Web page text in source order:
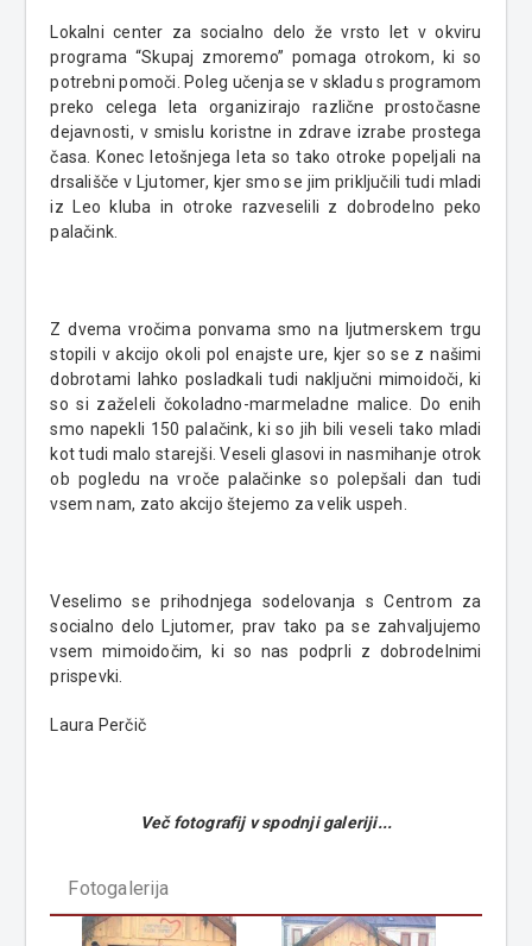
Lokalni center za socialno delo že vrsto let v okviru
programa “Skupaj zmoremo” pomaga otrokom, ki so
potrebni pomoči. Poleg učenja se v skladu s programom
preko celega leta organizirajo različne prostočasne
dejavnosti, v smislu koristne in zdrave izrabe prostega
časa. Konec letošnjega leta so tako otroke popeljali na
drsališče v Ljutomer, kjer smo se jim priključili tudi mladi
iz Leo kluba in otroke razveselili z dobrodelno peko
palačink.
Z dvema vročima ponvama smo na ljutmerskem trgu
stopili v akcijo okoli pol enajste ure, kjer so se z našimi
dobrotami lahko posladkali tudi naključni mimoidoči, ki
so si zaželeli čokoladno-marmeladne malice. Do enih
smo napekli 150 palačink, ki so jih bili veseli tako mladi
kot tudi malo starejši. Veseli glasovi in nasmihanje otrok
ob pogledu na vroče palačinke so polepšali dan tudi
vsem nam, zato akcijo štejemo za velik uspeh.
Veselimo se prihodnjega sodelovanja s Centrom za
socialno delo Ljutomer, prav tako pa se zahvaljujemo
vsem mimoidočim, ki so nas podprli z dobrodelnimi
prispevki.
Laura Perčič
Več fotografij v spodnji galeriji...
Fotogalerija